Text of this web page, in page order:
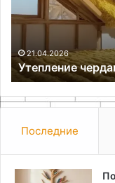
21.04.2026
Утепление
Последние